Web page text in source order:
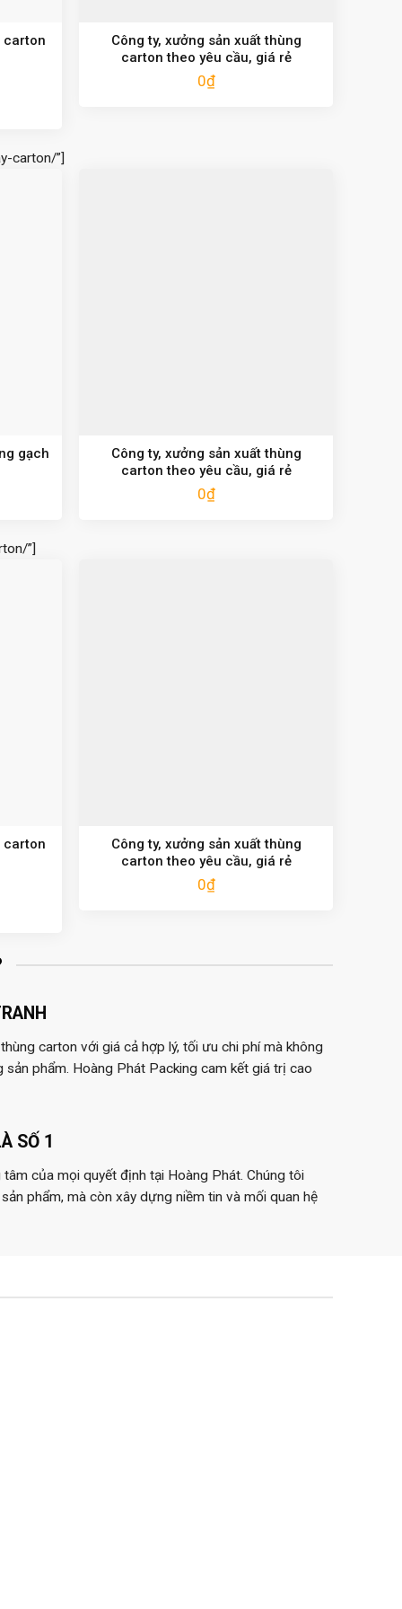
carton
Công ty, xưởng sản xuất thùng
carton theo yêu cầu, giá rẻ
0₫
carton/”]
gạch
Công ty, xưởng sản xuất thùng
carton theo yêu cầu, giá rẻ
0₫
”]
carton
Công ty, xưởng sản xuất thùng
carton theo yêu cầu, giá rẻ
0₫
carton với giá cả hợp lý, tối ưu chi phí mà không
sản phẩm. Hoàng Phát Packing cam kết giá trị cao
SỐ 1
của mọi quyết định tại Hoàng Phát. Chúng tôi
phẩm, mà còn xây dựng niềm tin và mối quan hệ